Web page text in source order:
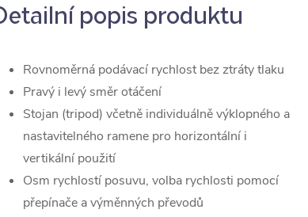
popis produktu
Rovnoměrná podávací rychlost bez ztráty tlaku
Pravý i levý směr otáčení
Stojan (tripod) včetně individuálně výklopného a
nastavitelného ramene pro horizontální i
vertikální použití
Osm rychlostí posuvu, volba rychlosti pomocí
přepínače a výměnných převodů